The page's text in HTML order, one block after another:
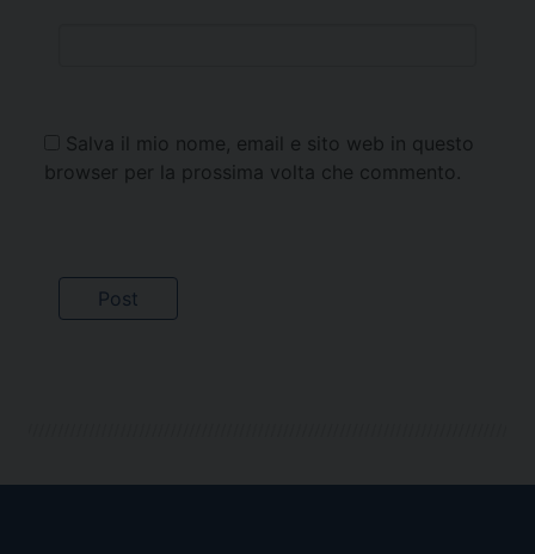
Salva il mio nome, email e sito web in questo
browser per la prossima volta che commento.